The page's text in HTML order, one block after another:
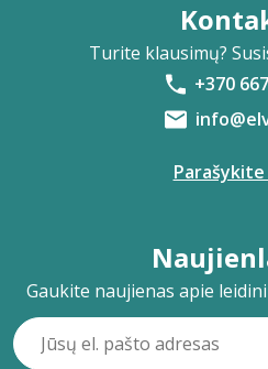
Turite klausimų?
+370
Parašykite
Gaukite naujienas apie